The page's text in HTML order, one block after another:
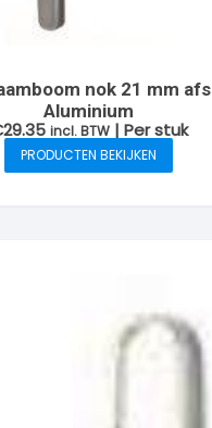
nok 21 mm
Aluminium
29.35 incl. BTW | Per stuk
PRODUCTEN BEKIJKEN